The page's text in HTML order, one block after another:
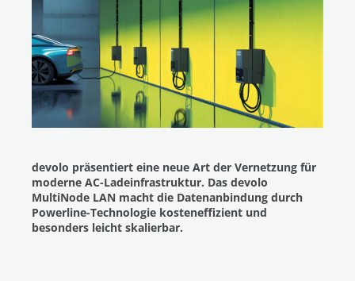
devolo präsentiert eine neue Art der Vernetzung für
moderne AC-Ladeinfrastruktur. Das devolo
MultiNode LAN macht die Datenanbindung durch
Powerline-Technologie kosteneffizient und
besonders leicht skalierbar.